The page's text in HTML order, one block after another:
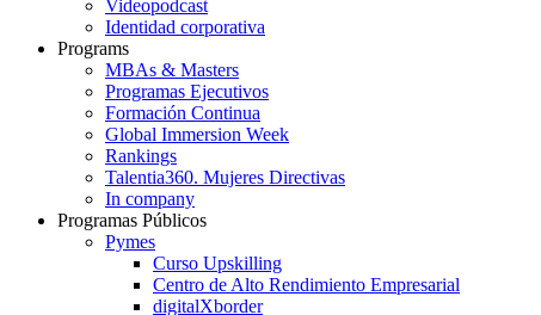
Videopodcast
Identidad corporativa
Programs
MBAs & Masters
Programas Ejecutivos
Formación Continua
Global Immersion Week
Rankings
Talentia360. Mujeres Directivas
In company
Programas Públicos
Pymes
Curso Upskilling
Centro de Alto Rendimiento Empresarial
digitalXborder